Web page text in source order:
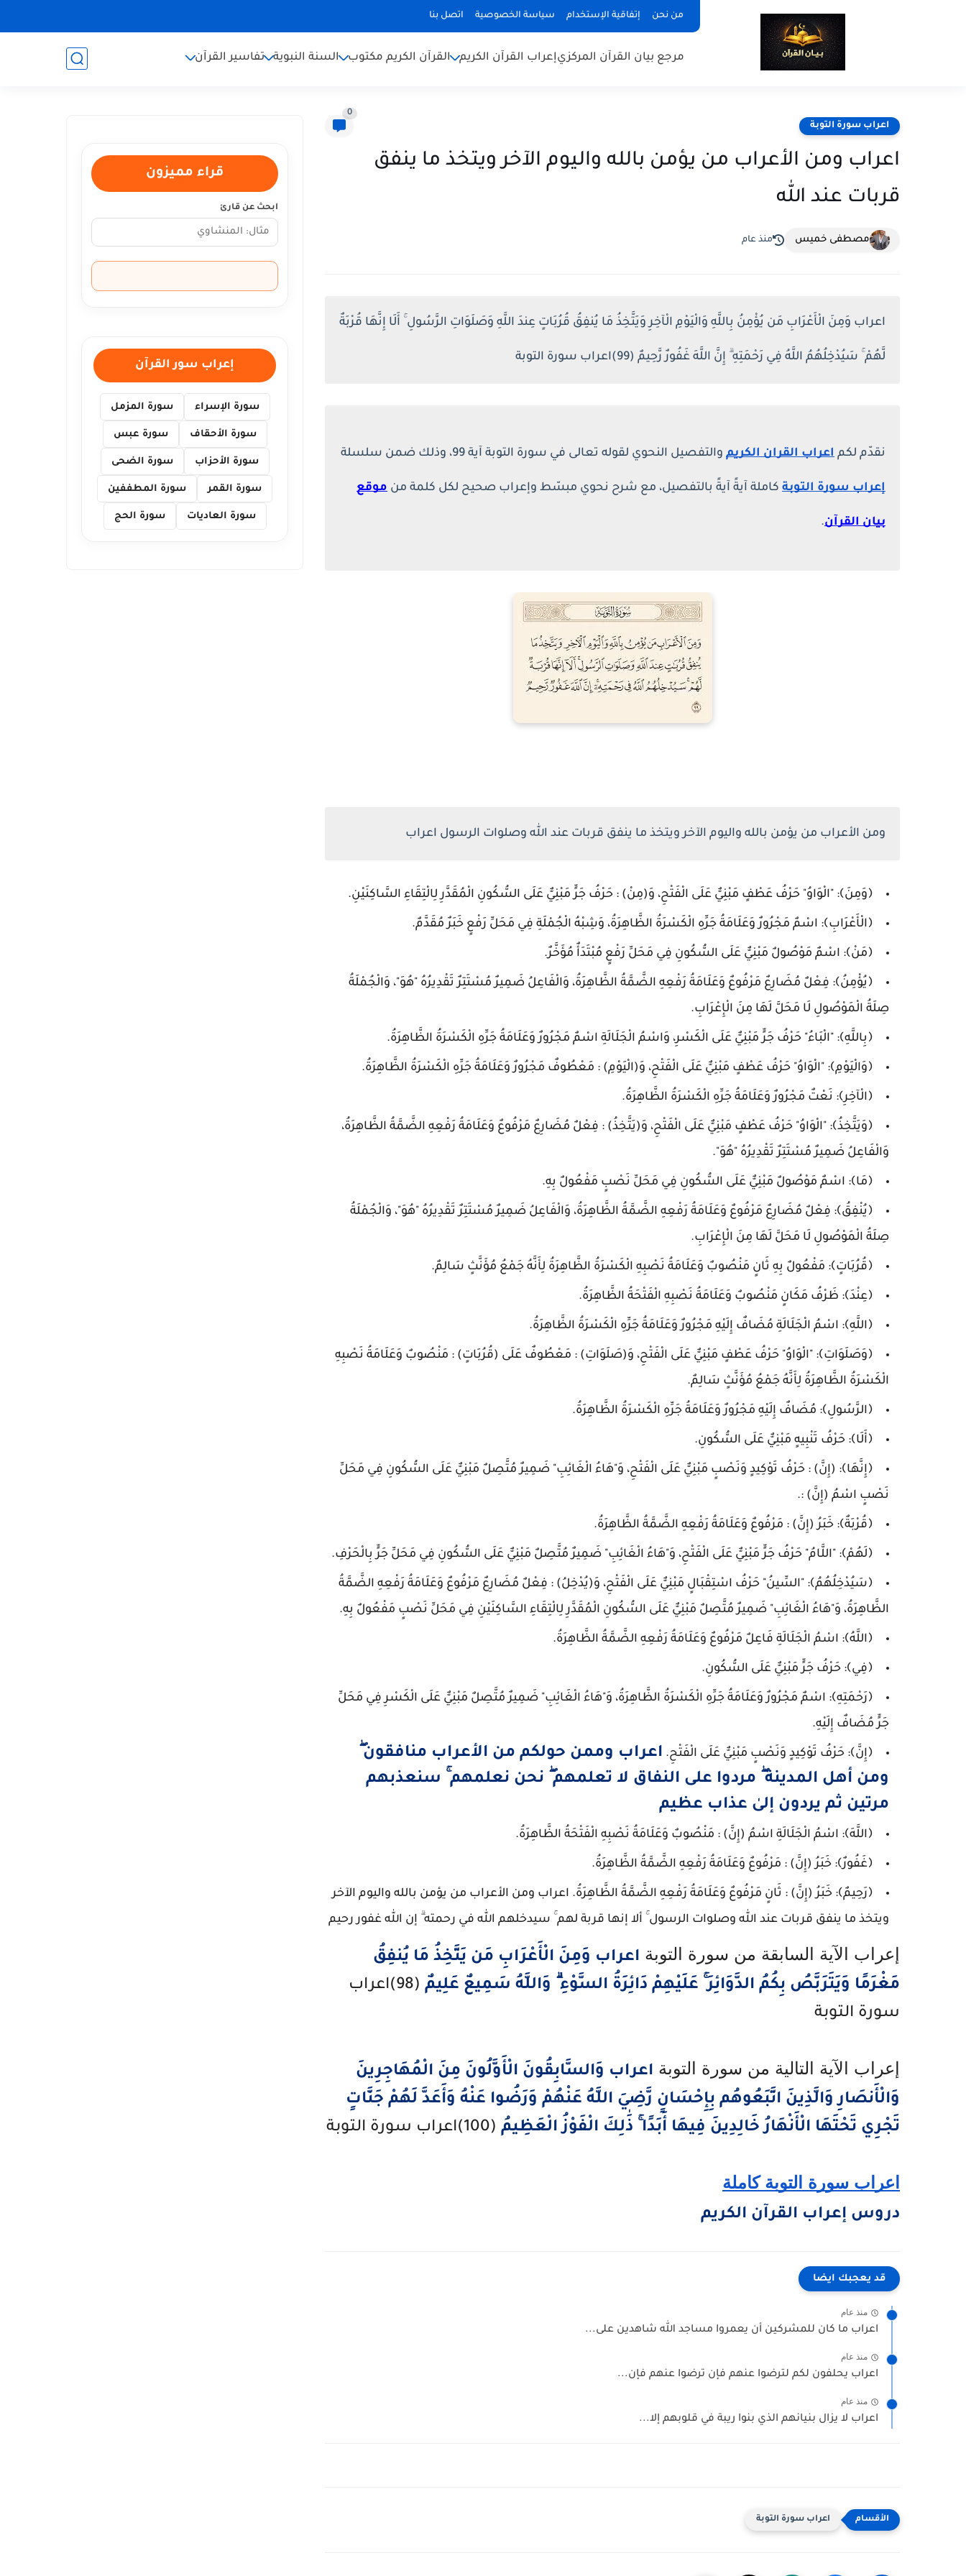
من نحن إتفاقية الإستخدام سياسة الخصوصية اتصل بنا
مرجع بيان القرآن المركزيإعراب القرآن الكريم القرآن الكريم مكتوب السنة النبوية تفاسير القرآن
اعراب سورة التوبة
0
اعراب ومن الأعراب من يؤمن بالله واليوم الآخر ويتخذ ما ينفق
قربات عند الله
مصطفى خميس منذ عام
اعراب وَمِنَ الْأَعْرَابِ مَن يُؤْمِنُ بِاللَّهِ وَالْيَوْمِ الْآخِرِ وَيَتَّخِذُ مَا يُنفِقُ قُرُبَاتٍ عِندَ اللَّهِ وَصَلَوَاتِ الرَّسُولِ ۚ أَلَا إِنَّهَا قُرْبَةٌ
لَّهُمْ ۚ سَيُدْخِلُهُمُ اللَّهُ فِي رَحْمَتِهِ ۗ إِنَّ اللَّهَ غَفُورٌ رَّحِيمٌ (99)اعراب سورة التوبة
نقدّم لكم اعراب القران الكريم والتفصيل النحوي لقوله تعالى في سورة التوبة آية 99، وذلك ضمن سلسلة
إعراب سورة التوبة كاملة آيةً آيةً بالتفصيل، مع شرح نحوي مبسّط وإعراب صحيح لكل كلمة من موقع
بيان القرآن.
ومن الأعراب من يؤمن بالله واليوم الآخر ويتخذ ما ينفق قربات عند الله وصلوات الرسول اعراب
﴿وَمِنَ﴾: "الْوَاوُ" حَرْفُ عَطْفٍ مَبْنِيٌّ عَلَى الْفَتْحِ، وَ(مِنْ) : حَرْفُ جَرٍّ مَبْنِيٌّ عَلَى السُّكُونِ الْمُقَدَّرِ لِالْتِقَاءِ السَّاكِنَيْنِ.
﴿الْأَعْرَابِ﴾: اسْمٌ مَجْرُورٌ وَعَلَامَةُ جَرِّهِ الْكَسْرَةُ الظَّاهِرَةُ، وَشِبْهُ الْجُمْلَةِ فِي مَحَلِّ رَفْعٍ خَبَرٌ مُقَدَّمٌ.
﴿مَنْ﴾: اسْمٌ مَوْصُولٌ مَبْنِيٌّ عَلَى السُّكُونِ فِي مَحَلِّ رَفْعٍ مُبْتَدَأٌ مُؤَخَّرٌ.
﴿يُؤْمِنُ﴾: فِعْلٌ مُضَارِعٌ مَرْفُوعٌ وَعَلَامَةُ رَفْعِهِ الضَّمَّةُ الظَّاهِرَةُ، وَالْفَاعِلُ ضَمِيرٌ مُسْتَتِرٌ تَقْدِيرُهُ "هُوَ"، وَالْجُمْلَةُ
صِلَةُ الْمَوْصُولِ لَا مَحَلَّ لَهَا مِنَ الْإِعْرَابِ.
﴿بِاللَّهِ﴾: "الْبَاءُ" حَرْفُ جَرٍّ مَبْنِيٌّ عَلَى الْكَسْرِ، وَاسْمُ الْجَلَالَةِ اسْمٌ مَجْرُورٌ وَعَلَامَةُ جَرِّهِ الْكَسْرَةُ الظَّاهِرَةُ.
﴿وَالْيَوْمِ﴾: "الْوَاوُ" حَرْفُ عَطْفٍ مَبْنِيٌّ عَلَى الْفَتْحِ، وَ(الْيَوْمِ) : مَعْطُوفٌ مَجْرُورٌ وَعَلَامَةُ جَرِّهِ الْكَسْرَةُ الظَّاهِرَةُ.
﴿الْآخِرِ﴾: نَعْتٌ مَجْرُورٌ وَعَلَامَةُ جَرِّهِ الْكَسْرَةُ الظَّاهِرَةُ.
﴿وَيَتَّخِذُ﴾: "الْوَاوُ" حَرْفُ عَطْفٍ مَبْنِيٌّ عَلَى الْفَتْحِ، وَ(يَتَّخِذُ) : فِعْلٌ مُضَارِعٌ مَرْفُوعٌ وَعَلَامَةُ رَفْعِهِ الضَّمَّةُ الظَّاهِرَةُ،
وَالْفَاعِلُ ضَمِيرٌ مُسْتَتِرٌ تَقْدِيرُهُ "هُوَ".
﴿مَا﴾: اسْمٌ مَوْصُولٌ مَبْنِيٌّ عَلَى السُّكُونِ فِي مَحَلِّ نَصْبٍ مَفْعُولٌ بِهِ.
﴿يُنْفِقُ﴾: فِعْلٌ مُضَارِعٌ مَرْفُوعٌ وَعَلَامَةُ رَفْعِهِ الضَّمَّةُ الظَّاهِرَةُ، وَالْفَاعِلُ ضَمِيرٌ مُسْتَتِرٌ تَقْدِيرُهُ "هُوَ"، وَالْجُمْلَةُ
صِلَةُ الْمَوْصُولِ لَا مَحَلَّ لَهَا مِنَ الْإِعْرَابِ.
﴿قُرُبَاتٍ﴾: مَفْعُولٌ بِهِ ثَانٍ مَنْصُوبٌ وَعَلَامَةُ نَصْبِهِ الْكَسْرَةُ الظَّاهِرَةُ لِأَنَّهُ جَمْعُ مُؤَنَّثٍ سَالِمٌ.
﴿عِنْدَ﴾: ظَرْفُ مَكَانٍ مَنْصُوبٌ وَعَلَامَةُ نَصْبِهِ الْفَتْحَةُ الظَّاهِرَةُ.
﴿اللَّهِ﴾: اسْمُ الْجَلَالَةِ مُضَافٌ إِلَيْهِ مَجْرُورٌ وَعَلَامَةُ جَرِّهِ الْكَسْرَةُ الظَّاهِرَةُ.
﴿وَصَلَوَاتِ﴾: "الْوَاوُ" حَرْفُ عَطْفٍ مَبْنِيٌّ عَلَى الْفَتْحِ، وَ(صَلَوَاتِ) : مَعْطُوفٌ عَلَى (قُرُبَاتٍ) : مَنْصُوبٌ وَعَلَامَةُ نَصْبِهِ
الْكَسْرَةُ الظَّاهِرَةُ لِأَنَّهُ جَمْعُ مُؤَنَّثٍ سَالِمٌ.
﴿الرَّسُولِ﴾: مُضَافٌ إِلَيْهِ مَجْرُورٌ وَعَلَامَةُ جَرِّهِ الْكَسْرَةُ الظَّاهِرَةُ.
﴿أَلَا﴾: حَرْفُ تَنْبِيهٍ مَبْنِيٌّ عَلَى السُّكُونِ.
﴿إِنَّهَا﴾: (إِنَّ) : حَرْفُ تَوْكِيدٍ وَنَصْبٍ مَبْنِيٌّ عَلَى الْفَتْحِ، وَ"هَاءُ الْغَائِبِ" ضَمِيرٌ مُتَّصِلٌ مَبْنِيٌّ عَلَى السُّكُونِ فِي مَحَلِّ
نَصْبٍ اسْمُ (إِنَّ) :.
﴿قُرْبَةٌ﴾: خَبَرُ (إِنَّ) : مَرْفُوعٌ وَعَلَامَةُ رَفْعِهِ الضَّمَّةُ الظَّاهِرَةُ.
﴿لَهُمْ﴾: "اللَّامُ" حَرْفُ جَرٍّ مَبْنِيٌّ عَلَى الْفَتْحِ، وَ"هَاءُ الْغَائِبِ" ضَمِيرٌ مُتَّصِلٌ مَبْنِيٌّ عَلَى السُّكُونِ فِي مَحَلِّ جَرٍّ بِالْحَرْفِ.
﴿سَيُدْخِلُهُمُ﴾: "السِّينُ" حَرْفُ اسْتِقْبَالٍ مَبْنِيٌّ عَلَى الْفَتْحِ، وَ(يُدْخِلُ) : فِعْلٌ مُضَارِعٌ مَرْفُوعٌ وَعَلَامَةُ رَفْعِهِ الضَّمَّةُ
الظَّاهِرَةُ، وَ"هَاءُ الْغَائِبِ" ضَمِيرٌ مُتَّصِلٌ مَبْنِيٌّ عَلَى السُّكُونِ الْمُقَدَّرِ لِالْتِقَاءِ السَّاكِنَيْنِ فِي مَحَلِّ نَصْبٍ مَفْعُولٌ بِهِ.
﴿اللَّهُ﴾: اسْمُ الْجَلَالَةِ فَاعِلٌ مَرْفُوعٌ وَعَلَامَةُ رَفْعِهِ الضَّمَّةُ الظَّاهِرَةُ.
﴿فِي﴾: حَرْفُ جَرٍّ مَبْنِيٌّ عَلَى السُّكُونِ.
﴿رَحْمَتِهِ﴾: اسْمٌ مَجْرُورٌ وَعَلَامَةُ جَرِّهِ الْكَسْرَةُ الظَّاهِرَةُ، وَ"هَاءُ الْغَائِبِ" ضَمِيرٌ مُتَّصِلٌ مَبْنِيٌّ عَلَى الْكَسْرِ فِي مَحَلِّ
جَرٍّ مُضَافٌ إِلَيْهِ.
﴿إِنَّ﴾: حَرْفُ تَوْكِيدٍ وَنَصْبٍ مَبْنِيٌّ عَلَى الْفَتْحِ. اعراب وممن حولكم من الأعراب منافقون ۖ
ومن أهل المدينة ۖ مردوا على النفاق لا تعلمهم ۖ نحن نعلمهم ۚ سنعذبهم
مرتين ثم يردون إلىٰ عذاب عظيم
﴿اللَّهَ﴾: اسْمُ الْجَلَالَةِ اسْمُ (إِنَّ) : مَنْصُوبٌ وَعَلَامَةُ نَصْبِهِ الْفَتْحَةُ الظَّاهِرَةُ.
﴿غَفُورٌ﴾: خَبَرُ (إِنَّ) : مَرْفُوعٌ وَعَلَامَةُ رَفْعِهِ الضَّمَّةُ الظَّاهِرَةُ.
﴿رَحِيمٌ﴾: خَبَرُ (إِنَّ) : ثَانٍ مَرْفُوعٌ وَعَلَامَةُ رَفْعِهِ الضَّمَّةُ الظَّاهِرَةُ. اعراب ومن الأعراب من يؤمن بالله واليوم الآخر
ويتخذ ما ينفق قربات عند الله وصلوات الرسول ۚ ألا إنها قربة لهم ۚ سيدخلهم الله في رحمته ۗ إن الله غفور رحيم
إعراب الآية السابقة من سورة التوبة اعراب وَمِنَ الْأَعْرَابِ مَن يَتَّخِذُ مَا يُنفِقُ
مَغْرَمًا وَيَتَرَبَّصُ بِكُمُ الدَّوَائِرَ ۚ عَلَيْهِمْ دَائِرَةُ السَّوْءِ ۗ وَاللَّهُ سَمِيعٌ عَلِيمٌ
(98)اعراب
سورة التوبة
إعراب الآية التالية من سورة التوبة اعراب وَالسَّابِقُونَ الْأَوَّلُونَ مِنَ الْمُهَاجِرِينَ
وَالْأَنصَارِ وَالَّذِينَ اتَّبَعُوهُم بِإِحْسَانٍ رَّضِيَ اللَّهُ عَنْهُمْ وَرَضُوا عَنْهُ وَأَعَدَّ لَهُمْ جَنَّاتٍ
تَجْرِي تَحْتَهَا الْأَنْهَارُ خَالِدِينَ فِيهَا أَبَدًا ۚ ذَٰلِكَ الْفَوْزُ الْعَظِيمُ (100)اعراب سورة التوبة
اعراب سورة التوبة كاملة
دروس إعراب القرآن الكريم
قد يعجبك ايضا
منذ عام
اعراب ما كان للمشركين أن يعمروا مساجد الله شاهدين على...
منذ عام
اعراب يحلفون لكم لترضوا عنهم فإن ترضوا عنهم فإن...
منذ عام
اعراب لا يزال بنيانهم الذي بنوا ريبة في قلوبهم إلا...
اعراب سورة التوبة
قراء مميزون
ابحث عن قارئ
إعراب سور القرآن
سورة الإسراء سورة المزمل
سورة الأحقاف سورة عبس
سورة الأحزاب سورة الضحى
سورة القمر سورة المطففين
سورة العاديات سورة الحج